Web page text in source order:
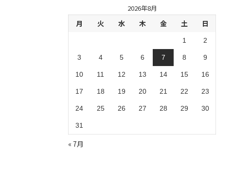
2026年8月
月 火 水 木 金 土 日
1 2
3 4 5 6 7 8 9
10 11 12 13 14 15 16
17 18 19 20 21 22 23
24 25 26 27 28 29 30
31
« 7月